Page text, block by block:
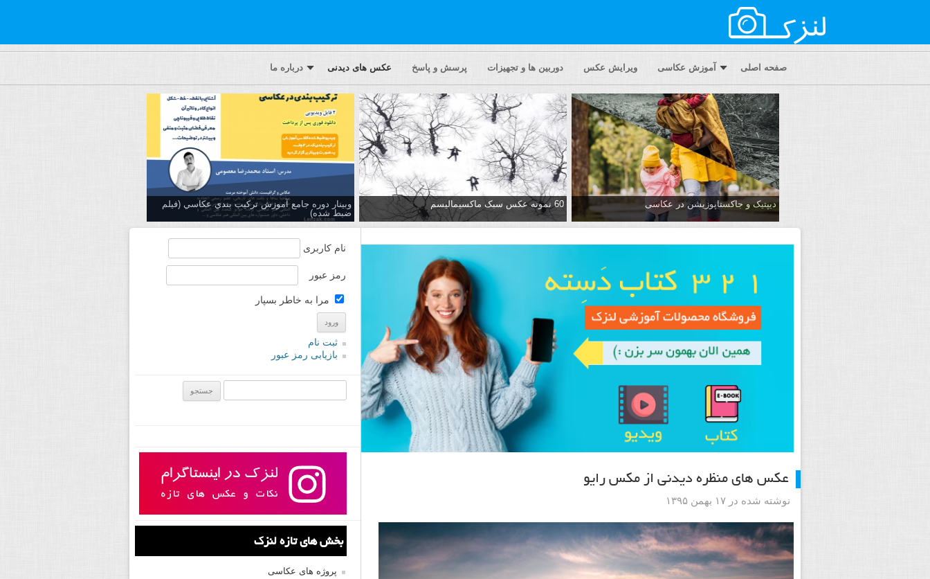
صفحه اصلی آموزش عکاسی ویرایش عکس دوربین ها و تجهیزات پرسش و پاسخ عکس های دیدنی درباره ما
دیپتیک و جاکستا‌پوزیشن در عکاسی 60 نمونه عکس سبک ماکسیمالیسم
وبینار دوره جامع آموزش تركيب بندي عكاسي (فیلم
ضبط شده)
عکس های منظره دیدنی از مکس رایو
نوشته شده در ۱۷ بهمن ۱۳۹۵
نام کاربری
رمز عبور
مرا به خاطر بسپار
ثبت نام
بازیابی رمز عبور
بخش های تازه لنزک
پروژه های عکاسی